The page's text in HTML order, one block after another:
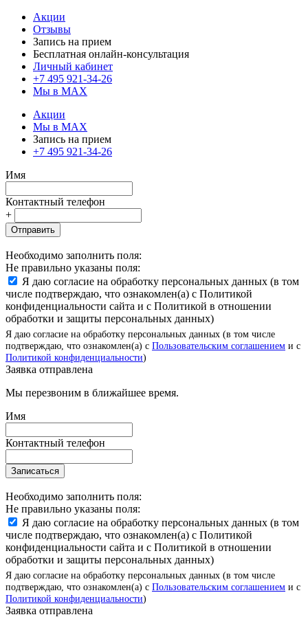
Акции
Отзывы
Запись на прием
Бесплатная онлайн-консультация
Личный кабинет
+7 495 921-34-26
Мы в MAX
Акции
Мы в MAX
Запись на прием
+7 495 921-34-26
Имя
Контактный телефон
+
Отправить
Необходимо заполнить поля:
Не правильно указаны поля:
Я даю согласие на обработку персональных данных (в том
числе подтверждаю, что ознакомлен(а) с Политикой
конфиденциальности сайта и с Политикой в отношении
обработки и защиты персональных данных)
Я даю согласие на обработку персональных данных (в том числе
подтверждаю, что ознакомлен(а) с Пользовательским соглашением и с
Политикой конфиденциальности)
Заявка отправлена
Мы перезвоним в ближайшее время.
Имя
Контактный телефон
Записаться
Необходимо заполнить поля:
Не правильно указаны поля:
Я даю согласие на обработку персональных данных (в том
числе подтверждаю, что ознакомлен(а) с Политикой
конфиденциальности сайта и с Политикой в отношении
обработки и защиты персональных данных)
Я даю согласие на обработку персональных данных (в том числе
подтверждаю, что ознакомлен(а) с Пользовательским соглашением и с
Политикой конфиденциальности)
Заявка отправлена